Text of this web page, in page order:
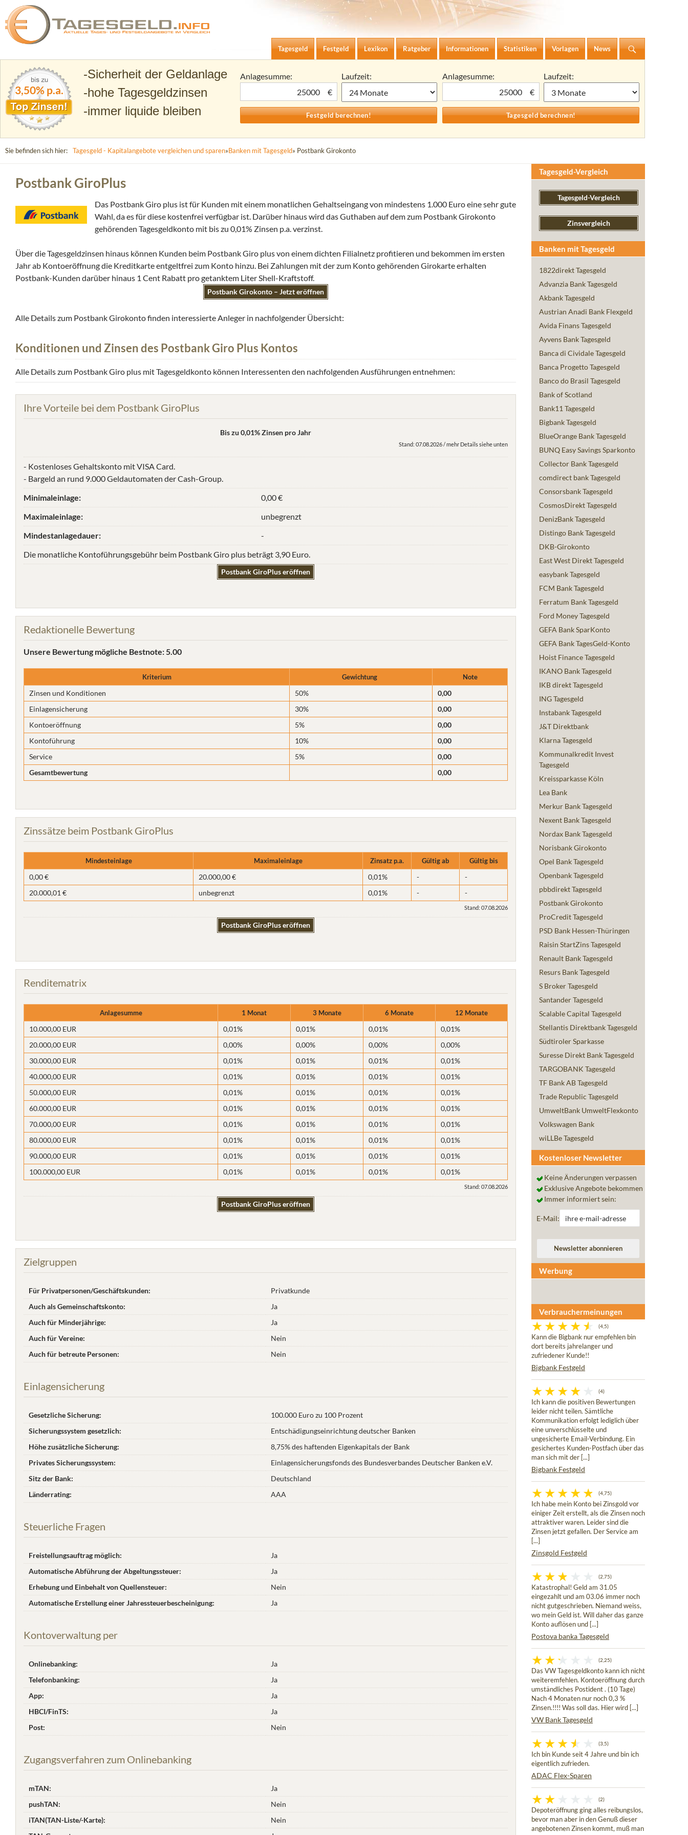
Tagesgeld.info – Tagesgeldkonten vergleichen und Tagesgeld-Zinsen berechnen
Zum Inhalt springen
Tagesgeld
Festgeld Lexikon Ratgeber Informationen Statistiken Vorlagen News
3,50% p.a.
Sicherheit der Geldanlage
hohe Tagesgeldzinsen
immer liquide bleiben
Anlagesumme:
€
Laufzeit:
Anlagesumme:
€
Laufzeit:
Sie befinden sich hier: Tagesgeld - Kapitalangebote vergleichen und sparen»Banken mit Tagesgeld» Postbank Girokonto
Postbank GiroPlus
Das Postbank Giro plus ist für Kunden mit einem monatlichen Gehaltseingang von mindestens 1.000 Euro eine sehr gute
Wahl, da es für diese kostenfrei verfügbar ist. Darüber hinaus wird das Guthaben auf dem zum Postbank Girokonto
gehörenden Tagesgeldkonto mit bis zu 0,01% Zinsen p.a. verzinst.
Über die Tagesgeldzinsen hinaus können Kunden beim Postbank Giro plus von einem dichten Filialnetz profitieren und bekommen im ersten
Jahr ab Kontoeröffnung die Kreditkarte entgeltfrei zum Konto hinzu. Bei Zahlungen mit der zum Konto gehörenden Girokarte erhalten
Postbank-Kunden darüber hinaus 1 Cent Rabatt pro getanktem Liter Shell-Kraftstoff.
Postbank Girokonto – Jetzt eröffnen
Alle Details zum Postbank Girokonto finden interessierte Anleger in nachfolgender Übersicht:
Konditionen und Zinsen des Postbank Giro Plus Kontos
Alle Details zum Postbank Giro plus mit Tagesgeldkonto können Interessenten den nachfolgenden Ausführungen entnehmen:
Ihre Vorteile bei dem Postbank GiroPlus
Bis zu 0,01% Zinsen pro Jahr
Stand: 07.08.2026 / mehr Details siehe unten
- Kostenloses Gehaltskonto mit VISA Card.
- Bargeld an rund 9.000 Geldautomaten der Cash-Group.
Minimaleinlage:
0,00 €
Maximaleinlage:
unbegrenzt
Mindestanlagedauer:
-
Die monatliche Kontoführungsgebühr beim Postbank Giro plus beträgt 3,90 Euro.
Postbank GiroPlus eröffnen
Redaktionelle Bewertung
Unsere Bewertung mögliche Bestnote: 5.00
Kriterium Gewichtung Note
Zinsen und Konditionen 50%
0,00
Einlagensicherung
30%
0,00
Kontoeröffnung
5%
0,00
Kontoführung
10%
0,00
Service
5%
0,00
Gesamtbewertung
0,00
Zinssätze beim Postbank GiroPlus
Mindesteinlage Maximaleinlage Zinsatz p.a. Gültig ab Gültig bis
0,00 € 20.000,00 € 0,01% -
-
20.000,01 €
unbegrenzt 0,01% - -
Stand: 07.08.2026
Postbank GiroPlus eröffnen
Renditematrix
Anlagesumme 1 Monat 3 Monate 6 Monate 12 Monate
10.000,00 EUR 0,01% 0,01% 0,01%
0,01%
20.000,00 EUR
0,00% 0,00% 0,00%
0,00%
30.000,00 EUR
0,01% 0,01% 0,01%
0,01%
40.000,00 EUR
0,01% 0,01% 0,01%
0,01%
50.000,00 EUR
0,01% 0,01% 0,01%
0,01%
60.000,00 EUR
0,01% 0,01% 0,01%
0,01%
70.000,00 EUR
0,01% 0,01% 0,01%
0,01%
80.000,00 EUR
0,01% 0,01% 0,01%
0,01%
90.000,00 EUR
0,01% 0,01% 0,01%
0,01%
100.000,00 EUR
0,01% 0,01% 0,01% 0,01%
Stand: 07.08.2026
Postbank GiroPlus eröffnen
Zielgruppen
Für Privatpersonen/Geschäftskunden:
Privatkunde
Auch als Gemeinschaftskonto:
Ja
Auch für Minderjährige:
Ja
Auch für Vereine:
Nein
Auch für betreute Personen:
Nein
Einlagensicherung
Gesetzliche Sicherung:
100.000 Euro zu 100 Prozent
Sicherungssystem gesetzlich:
Entschädigungseinrichtung deutscher Banken
Höhe zusätzliche Sicherung:
8,75% des haftenden Eigenkapitals der Bank
Privates Sicherungssystem:
Einlagensicherungsfonds des Bundesverbandes Deutscher Banken e.V.
Sitz der Bank:
Deutschland
Länderrating:
AAA
Steuerliche Fragen
Freistellungsauftrag möglich:
Ja
Automatische Abführung der Abgeltungssteuer:
Ja
Erhebung und Einbehalt von Quellensteuer:
Nein
Automatische Erstellung einer Jahres­steuer­bescheinigung:
Ja
Kontoverwaltung per
Onlinebanking:
Ja
Telefonbanking:
Ja
App:
Ja
HBCI/FinTS:
Ja
Post:
Nein
Zugangsverfahren zum Onlinebanking
mTAN:
Ja
pushTAN:
Nein
iTAN(TAN-Liste/-Karte):
Nein
Tagesgeld-Vergleich
Tagesgeld-Vergleich
Zinsvergleich
Banken mit Tagesgeld
1822direkt Tagesgeld
Advanzia Bank Tagesgeld
Akbank Tagesgeld
Austrian Anadi Bank Flexgeld
Avida Finans Tagesgeld
Ayvens Bank Tagesgeld
Banca di Cividale Tagesgeld
Banca Progetto Tagesgeld
Banco do Brasil Tagesgeld
Bank of Scotland
Bank11 Tagesgeld
Bigbank Tagesgeld
BlueOrange Bank Tagesgeld
BUNQ Easy Savings Sparkonto
Collector Bank Tagesgeld
comdirect bank Tagesgeld
Consorsbank Tagesgeld
CosmosDirekt Tagesgeld
DenizBank Tagesgeld
Distingo Bank Tagesgeld
DKB-Girokonto
East West Direkt Tagesgeld
easybank Tagesgeld
FCM Bank Tagesgeld
Ferratum Bank Tagesgeld
Ford Money Tagesgeld
GEFA Bank SparKonto
GEFA Bank TagesGeld-Konto
Hoist Finance Tagesgeld
IKANO Bank Tagesgeld
IKB direkt Tagesgeld
ING Tagesgeld
Instabank Tagesgeld
J&T Direktbank
Klarna Tagesgeld
Kommunalkredit Invest
Tagesgeld
Kreissparkasse Köln
Lea Bank
Merkur Bank Tagesgeld
Nexent Bank Tagesgeld
Nordax Bank Tagesgeld
Norisbank Girokonto
Opel Bank Tagesgeld
Openbank Tagesgeld
pbbdirekt Tagesgeld
Postbank Girokonto
ProCredit Tagesgeld
PSD Bank Hessen-Thüringen
Raisin StartZins Tagesgeld
Renault Bank Tagesgeld
Resurs Bank Tagesgeld
S Broker Tagesgeld
Santander Tagesgeld
Scalable Capital Tagesgeld
Stellantis Direktbank Tagesgeld
Südtiroler Sparkasse
Suresse Direkt Bank Tagesgeld
TARGOBANK Tagesgeld
TF Bank AB Tagesgeld
Trade Republic Tagesgeld
UmweltBank UmweltFlexkonto
Volkswagen Bank
wiLLBe Tagesgeld
Kostenloser Newsletter
Keine Änderungen verpassen
Exklusive Angebote bekommen
Immer informiert sein:
E-Mail:
Werbung
Verbrauchermeinungen
(4,5)
Kann die Bigbank nur empfehlen bin
dort bereits jahrelanger und
zufriedener Kunde!!
Bigbank Festgeld
(4)
Ich kann die positiven Bewertungen
leider nicht teilen. Sämtliche
Kommunikation erfolgt lediglich über
eine unverschlüsselte und
ungesicherte Email-Verbindung. Ein
gesichertes Kunden-Postfach über das
man sich mit der [...]
Bigbank Festgeld
(4,75)
Ich habe mein Konto bei Zinsgold vor
einiger Zeit erstellt, als die Zinsen noch
attraktiver waren. Leider sind die
Zinsen jetzt gefallen. Der Service am
[...]
Zinsgold Festgeld
(2,75)
Katastrophal! Geld am 31.05
eingezahlt und am 03.06 immer noch
nicht gutgeschrieben. Niemand weiss,
wo mein Geld ist. Will daher das ganze
Konto auflösen und [...]
Postova banka Tagesgeld
(2,25)
Das VW Tagesgeldkonto kann ich nicht
weiteremfehlen. Kontoeröffnung durch
umständliches Postident . (10 Tage)
Nach 4 Monaten nur noch 0,3 %
Zinsen.!!!! Was soll das. Hier wird [...]
VW Bank Tagesgeld
(3,5)
Ich bin Kunde seit 4 Jahre und bin ich
eigentlich zufrieden.
ADAC Flex-Sparen
(2)
Depoteröffnung ging alles reibungslos,
bevor man aber in den Genuß dieser
angebotenen Zinsen kommt, muß man